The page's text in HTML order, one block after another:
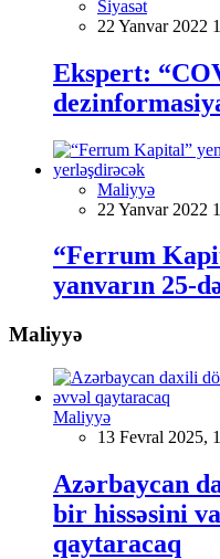
Siyasət
22 Yanvar 2022
Ekspert:
Maliyyə
22 Yanvar 2022
“Ferrum
yanvarın 25-
Maliyyə
Maliyyə
13 Fevral 2025,
Azərbaycan
bir hissəsini
qaytaracaq